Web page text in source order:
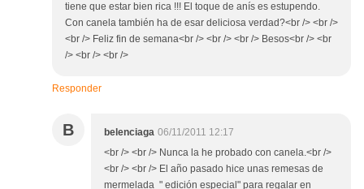
tiene que estar bien rica !!! El toque de anís es estupendo.
Con canela también ha de esar deliciosa verdad?<br /> <br />
<br /> Feliz fin de semana<br /> <br /> <br /> Besos<br /> <br
/> <br /> <br />
Responder
B belenciaga 06/11/2011 12:17
<br /> <br /> Nunca la he probado con canela.<br />
<br /> <br /> El año pasado hice unas remesas de
mermelada " edición especial" para regalar en